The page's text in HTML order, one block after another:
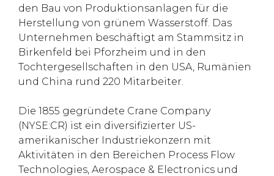
den Bau von Produktionsanlagen für die
Herstellung von grünem Wasserstoff. Das
Unternehmen beschäftigt am Stammsitz in
Birkenfeld bei Pforzheim und in den
Tochtergesellschaften in den USA, Rumänien
und China rund 220 Mitarbeiter.
Die 1855 gegründete Crane Company
(NYSE:CR) ist ein diversifizierter US-
amerikanischer Industriekonzern mit
Aktivitäten in den Bereichen Process Flow
Technologies, Aerospace & Electronics und